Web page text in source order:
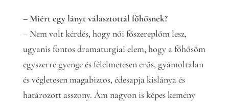
– Miért egy lányt választottál főhősnek?
– Nem volt kérdés, hogy női főszereplőm lesz,
ugyanis fontos dramaturgiai elem, hogy a főhősöm
egyszerre gyenge és félelmetesen erős, gyámoltalan
és végletesen magabiztos, édesapja kislánya és
határozott asszony. Ám nagyon is képes kemény